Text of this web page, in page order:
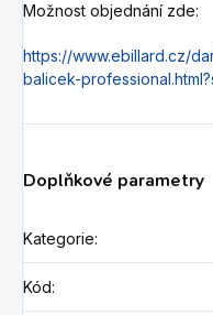
Možnost objednání zde:
https://www.ebillard.cz/
balicek-
Doplňkové parametry
Kategorie:
Kód: